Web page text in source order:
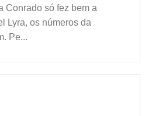
Conrado só fez bem a
Lyra, os números da
Pe...